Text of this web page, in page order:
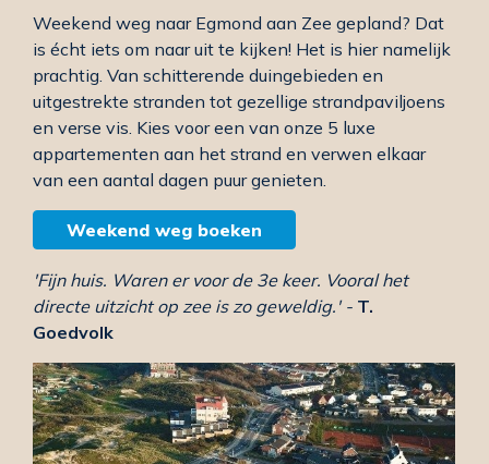
Weekend weg naar Egmond aan Zee gepland? Dat
is écht iets om naar uit te kijken! Het is hier namelijk
prachtig. Van schitterende duingebieden en
uitgestrekte stranden tot gezellige strandpaviljoens
en verse vis. Kies voor een van onze 5 luxe
appartementen aan het strand en verwen elkaar
van een aantal dagen puur genieten.
Weekend weg boeken
'Fijn huis. Waren er voor de 3e keer. Vooral het
directe uitzicht op zee is zo geweldig.' - T.
Goedvolk